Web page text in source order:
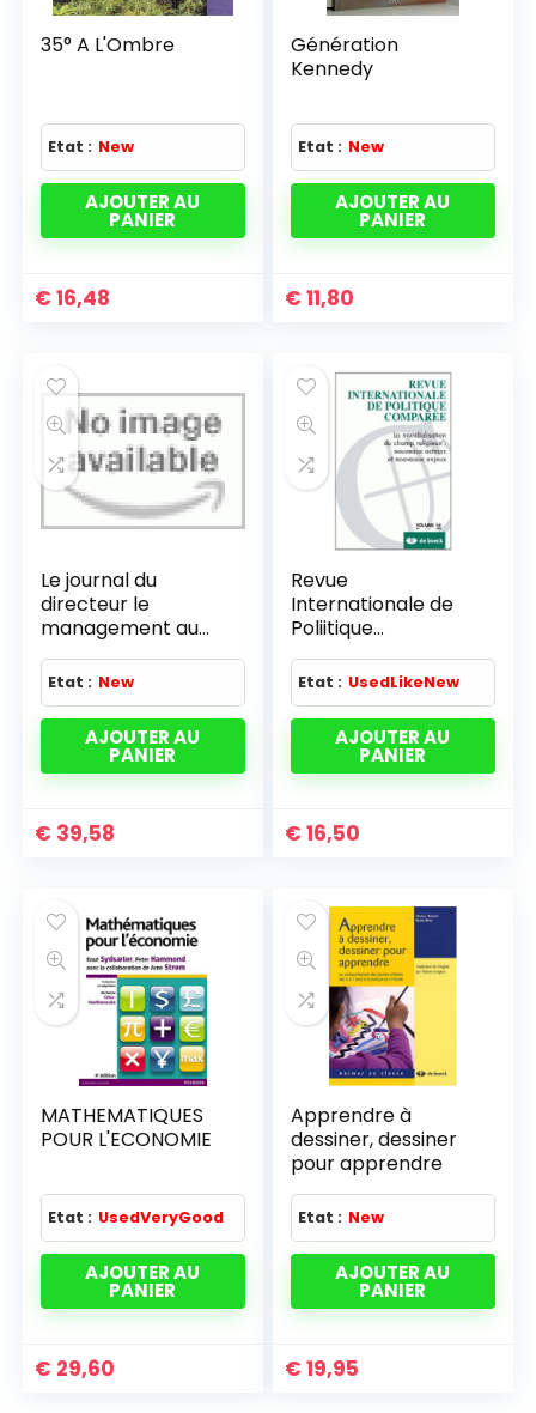
35° A L'Ombre
Etat : New
AJOUTER AU
PANIER
€ 16,48
Génération
Kennedy
Etat : New
AJOUTER AU
PANIER
€ 11,80
Le journal du
directeur le
management au
quotidien
Etat : New
AJOUTER AU
PANIER
€ 39,58
Revue
Internationale de
Poliitique
Comparée 2009/1 –
Vol.16 Wallonie et
Bruxelles : Analyses
et Enje
Etat : UsedLikeNew
AJOUTER AU
PANIER
€ 16,50
MATHEMATIQUES
POUR L'ECONOMIE
Etat : UsedVeryGood
AJOUTER AU
PANIER
€ 29,60
Apprendre à
dessiner, dessiner
pour apprendre
Etat : New
AJOUTER AU
PANIER
€ 19,95